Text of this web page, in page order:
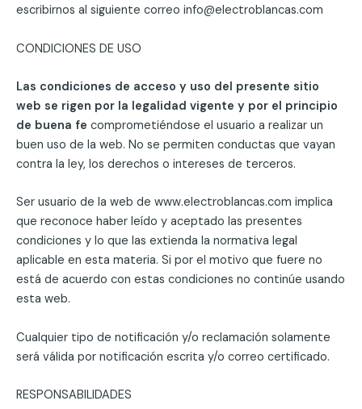
escribirnos al siguiente correo info@electroblancas.com
CONDICIONES DE USO
Las condiciones de acceso y uso del presente sitio
web se rigen por la legalidad vigente y por el principio
de buena fe comprometiéndose el usuario a realizar un
buen uso de la web. No se permiten conductas que vayan
contra la ley, los derechos o intereses de terceros.
Ser usuario de la web de www.electroblancas.com implica
que reconoce haber leído y aceptado las presentes
condiciones y lo que las extienda la normativa legal
aplicable en esta materia. Si por el motivo que fuere no
está de acuerdo con estas condiciones no continúe usando
esta web.
Cualquier tipo de notificación y/o reclamación solamente
será válida por notificación escrita y/o correo certificado.
RESPONSABILIDADES